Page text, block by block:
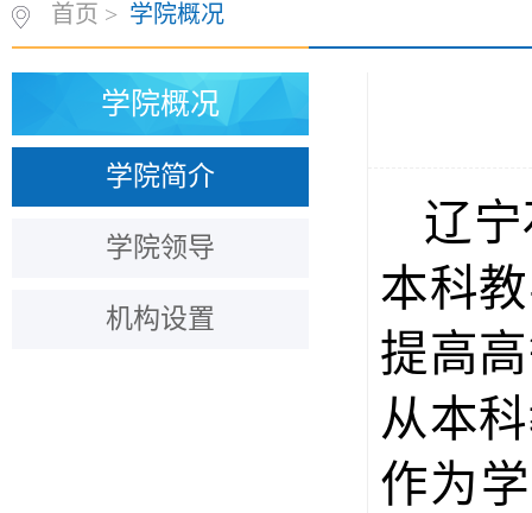
首页 > 学院概况
学院概况
学院简介
学院领导
机构设置
辽
本科
提高
从本
作为